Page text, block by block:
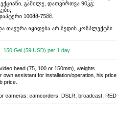
გამძლე, დათვირთვა 90კგ;
100მმ-75მმ.
თავურა იყიდება არ შედის კომპლექტში.
150 Gel (59 USD) per 1 day
head (75, 100 or 150mm), weights.
own assistant for installation/operation, his price
price.
cameras: camcorders, DSLR, broadcast, RED.